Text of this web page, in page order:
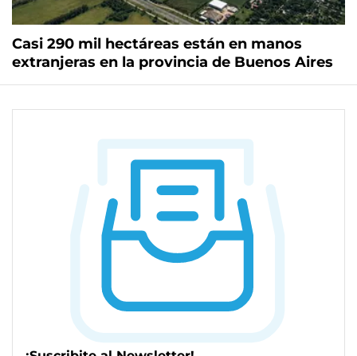
Casi 290 mil hectáreas están en manos
extranjeras en la provincia de Buenos Aires